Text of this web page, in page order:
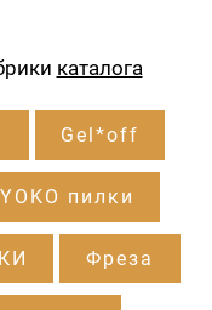
каталога
Gel*off
пилки
Фреза